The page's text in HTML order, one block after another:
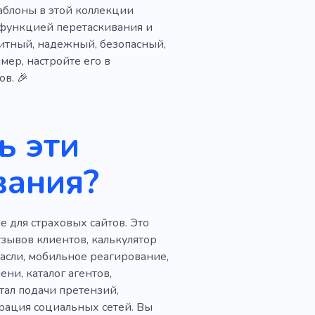
Деньги
Передача
Аналитика
в этой коллекции
перетаскивания и
надежный, безопасный,
настройте его в
🎉
эти
страховых сайтов. Это
клиентов, калькулятор
мобильное реагирование,
каталог агентов,
подачи претензий,
социальных сетей. Вы